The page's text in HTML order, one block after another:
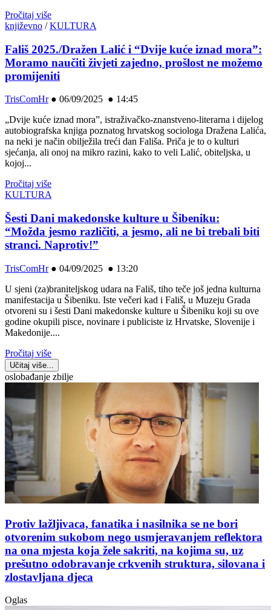
Pročitaj više
književno /KULTURA
Fališ 2025./Dražen Lalić i “Dvije kuće iznad mora”:
Moramo naučiti živjeti zajedno, prošlost ne možemo
promijeniti
TrisComHr● 06/09/2025 ● 14:45
„Dvije kuće iznad mora”, istraživačko-znanstveno-literarna i dijelog
autobiografska knjiga poznatog hrvatskog sociologa Dražena Lalića,
na neki je način obilježila treći dan Fališa. Priča je to o kulturi
sjećanja, ali onoj na mikro razini, kako to veli Lalić, obiteljska, u
kojoj...
Pročitaj više
KULTURA
Šesti Dani makedonske kulture u Šibeniku:
“Možda jesmo različiti, a jesmo, ali ne bi trebali biti
stranci. Naprotiv!”
TrisComHr● 04/09/2025 ● 13:20
U sjeni (za)braniteljskog udara na Fališ, tiho teče još jedna kulturna
manifestacija u Šibeniku. Iste večeri kad i Fališ, u Muzeju Grada
otvoreni su i šesti Dani makedonske kulture u Šibeniku koji su ove
godine okupili pisce, novinare i publiciste iz Hrvatske, Slovenije i
Makedonije....
Pročitaj više
Učitaj više...
oslobađanje zbilje
Protiv lažljivaca, fanatika i nasilnika se ne bori
otvorenim sukobom nego usmjeravanjem reflektora
na ona mjesta koja žele sakriti, na kojima su, uz
prešutno odobravanje crkvenih struktura, silovana i
zlostavljana djeca
Oglas